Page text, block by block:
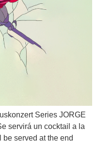
Series JORGE
servirá un cocktail a la
served at the end